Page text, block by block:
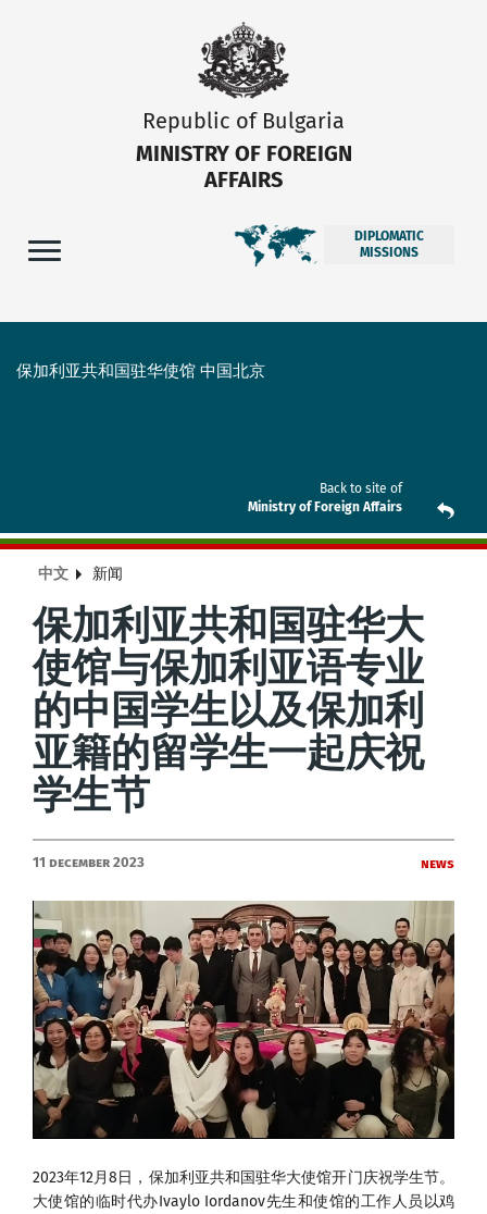
Republic of Bulgaria
MINISTRY OF FOREIGN
AFFAIRS
DIPLOMATIC
MISSIONS
保加利亚共和国驻华使馆 中国北京
Back to site of
Ministry of Foreign Affairs
中文 新闻
保加利亚共和国驻华大
使馆与保加利亚语专业
的中国学生以及保加利
亚籍的留学生一起庆祝
学生节
11 December 2023 News
2023年12月8日，保加利亚共和国驻华大使馆开门庆祝学生节。
大使馆的临时代办Ivaylo Iordanov先生和使馆的工作人员以鸡